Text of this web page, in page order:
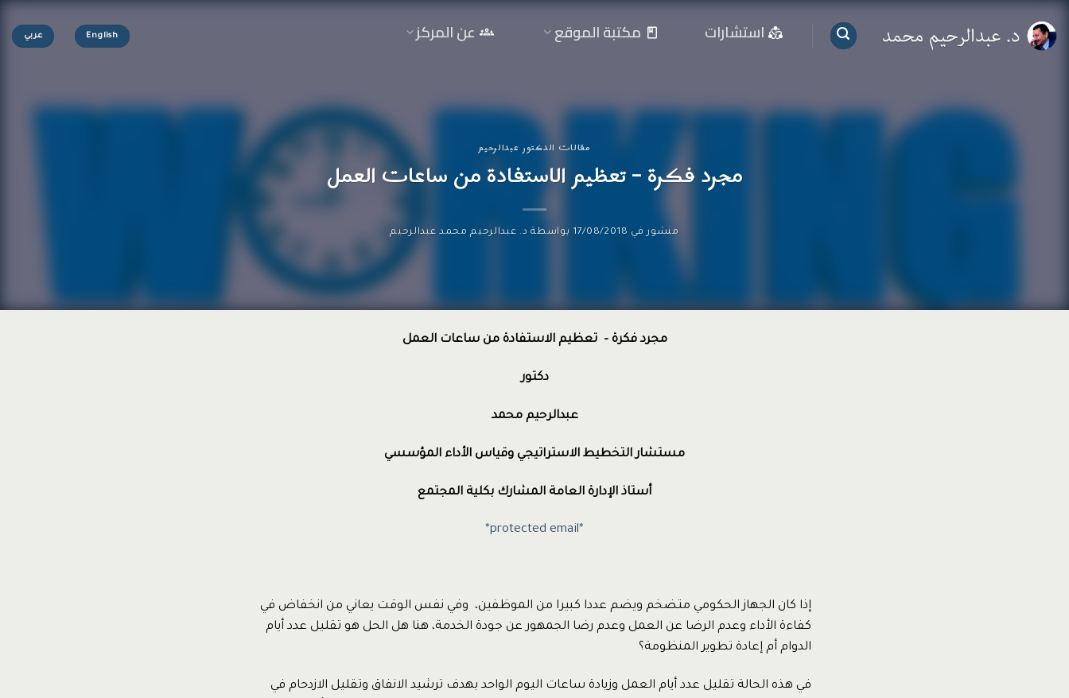
للمحتوى
استشارات مكتبة الموقع عن المركز English عربي
مقالات الدكتور عبدالرحيم
مجرد فكرة – تعظيم الاستفادة من ساعات العمل
منشور في 17/08/2018 بواسطة د. عبدالرحيم محمد عبدالرحيم
مجرد فكرة – تعظيم الاستفادة من ساعات العمل
دكتور
عبدالرحيم محمد
مستشار التخطيط الاستراتيجي وقياس الأداء المؤسسي
أستاذ الإدارة العامة المشارك بكلية المجتمع
*protected email*
إذا كان الجهاز الحكومي متضخم ويضم عددا كبيرا من الموظفين، وفي نفس الوقت يعاني من انخفاض في
كفاءة الأداء وعدم الرضا عن العمل وعدم رضا الجمهور عن جودة الخدمة، هنا هل الحل هو تقليل عدد أيام
الدوام أم إعادة تطوير المنظومة؟
في هذه الحالة تقليل عدد أيام العمل وزيادة ساعات اليوم الواحد بهدف ترشيد الانفاق وتقليل الازدحام في